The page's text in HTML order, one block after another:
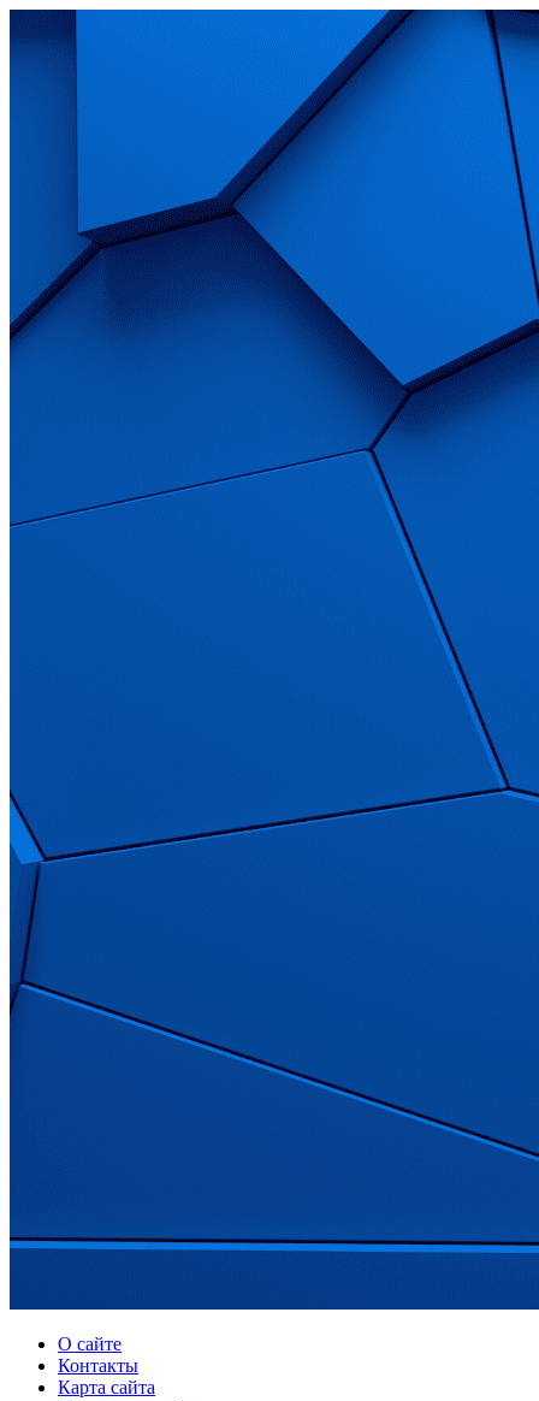
О сайте
Контакты
Карта сайта